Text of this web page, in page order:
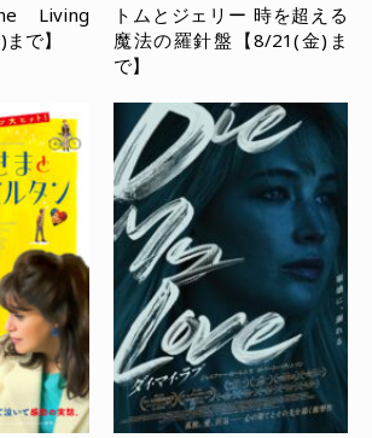
Living
で】
トムとジェリー 時を超える
魔法の羅針盤【8/21(金)ま
で】